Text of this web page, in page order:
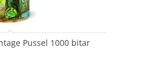
Pussel 1000 bitar